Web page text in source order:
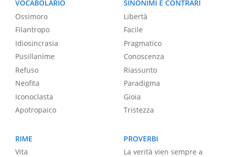
VOCABOLARIO
Ossimoro
Filantropo
Idiosincrasia
Pusillanime
Refuso
Neofita
Iconoclasta
Apotropaico
SINONIMI E CONTRARI
Libertà
Facile
Pragmatico
Conoscenza
Riassunto
Paradigma
Gioia
Tristezza
RIME
Vita
PROVERBI
La verità vien sempre a